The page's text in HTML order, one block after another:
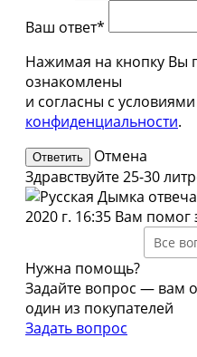
Ваш ответ*
Нажимая на кнопку Вы
ознакомлены
и согласны с условиями
конфиденциальности.
Отмена
Здравствуйте 25-30
2020 г. 16:35 Вам помог
Все
Нужна помощь?
Задайте вопрос — вам
один из покупателей
Задать вопрос